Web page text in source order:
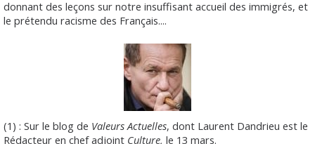
donnant des leçons sur notre insuffisant accueil des immigrés, et
le prétendu racisme des Français....
(1) : Sur le blog de Valeurs Actuelles, dont Laurent Dandrieu est le
Rédacteur en chef adjoint Culture, le 13 mars.